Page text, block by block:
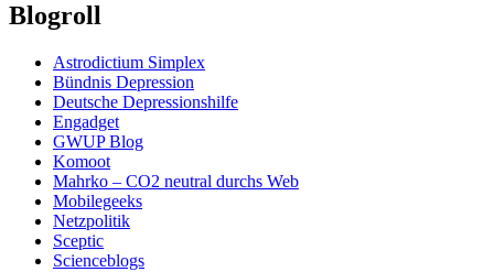
Blogroll
Astrodictium Simplex
Bündnis Depression
Deutsche Depressionshilfe
Engadget
GWUP Blog
Komoot
Mahrko – CO2 neutral durchs Web
Mobilegeeks
Netzpolitik
Sceptic
Scienceblogs